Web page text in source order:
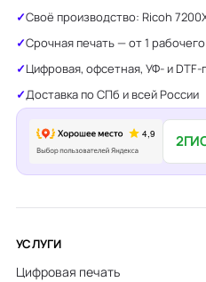
Своё производство: Ricoh
Срочная печать — от 1
Цифровая, офсетная, УФ- и DTF-
Доставка по СПб и всей России
УСЛУГИ
Цифровая печать